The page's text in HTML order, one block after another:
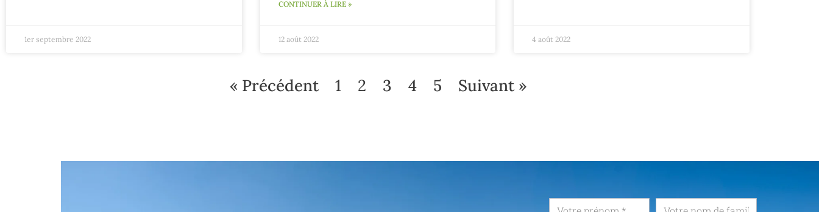
1er septembre 2022
CONTINUER À LIRE »
12 août 2022 4 août 2022
« Précédent 1 2 3 4 5 Suivant »